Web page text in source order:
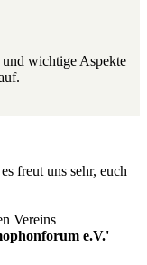
wichtige Aspekte
freut uns sehr, euch
Vereins
e.V.'